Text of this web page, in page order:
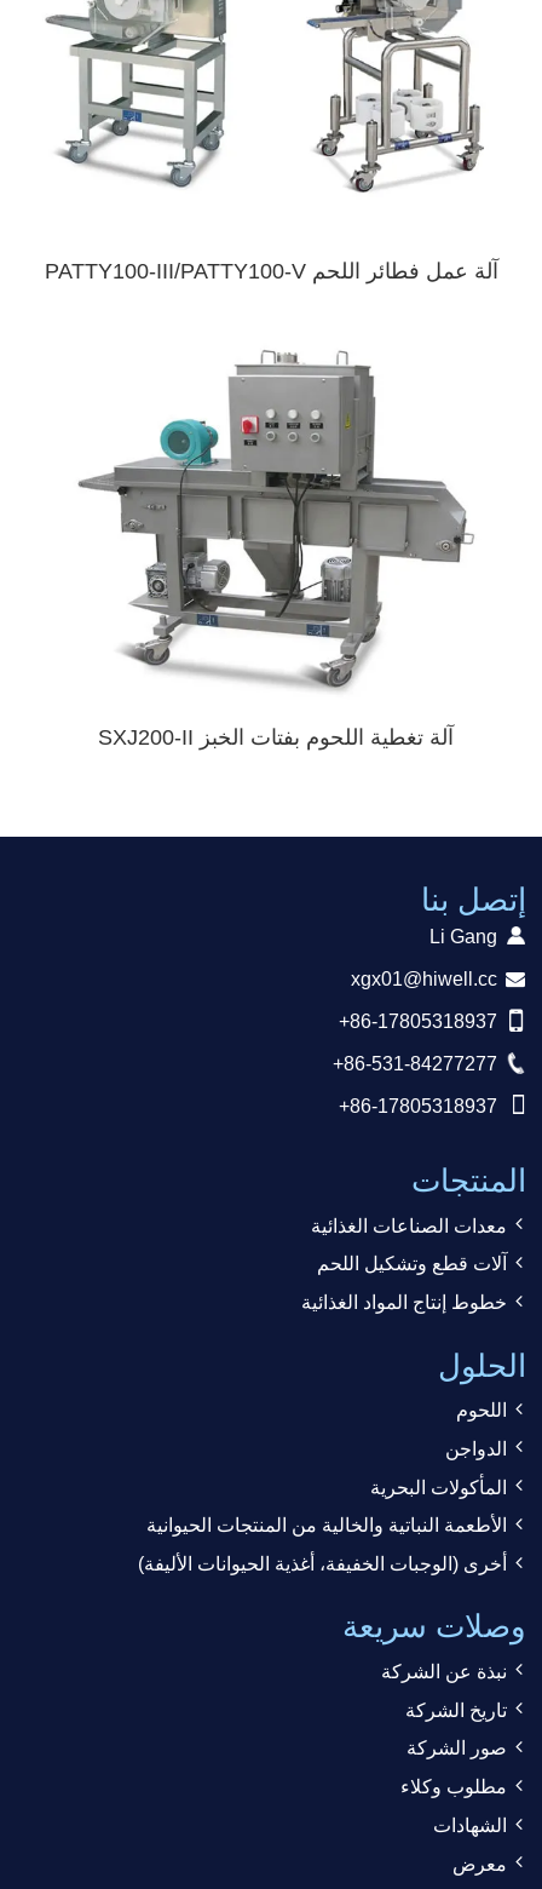
آلة عمل فطائر اللحم PATTY100-III/PATTY100-V
آلة تغطية اللحوم بفتات الخبز SXJ200-II
إتصل بنا
Li Gang
xgx01@hiwell.cc
+86-17805318937
+86-531-84277277
+86-17805318937
المنتجات
معدات الصناعات الغذائية
آلات قطع وتشكيل اللحم
خطوط إنتاج المواد الغذائية
الحلول
اللحوم
الدواجن
المأكولات البحرية
الأطعمة النباتية والخالية من المنتجات الحيوانية
أخرى (الوجبات الخفيفة، أغذية الحيوانات الأليفة)
وصلات سريعة
نبذة عن الشركة
تاريخ الشركة
صور الشركة
مطلوب وكلاء
الشهادات
معرض